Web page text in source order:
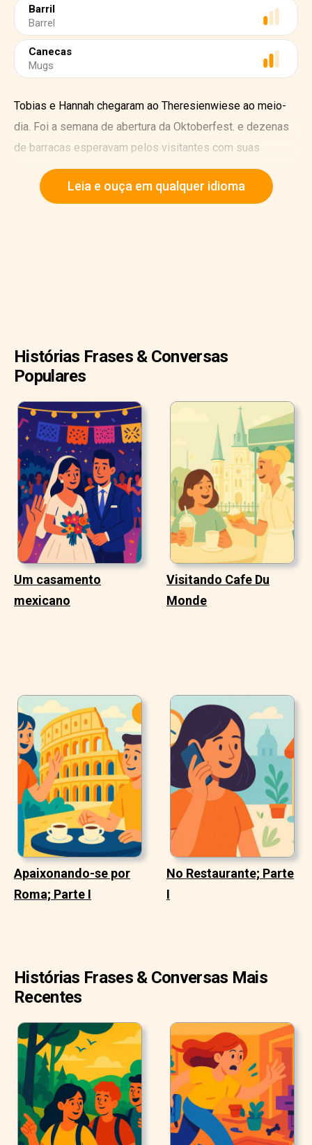
Barril
Barrel
Canecas
Mugs
Tobias e Hannah chegaram ao Theresienwiese ao meio-
dia. Foi a semana de abertura da Oktoberfest. e dezenas
de barracas esperavam pelos visitantes com suas
cervejas recém-preparadas.
Tobias usava shorts de couro tradicionais chamados
Leia e ouça em qualquer idioma
Histórias Frases & Conversas
Populares
Um casamento
mexicano
Visitando Cafe Du
Monde
Apaixonando-se por
Roma; Parte I
No Restaurante; Parte
I
Histórias Frases & Conversas Mais
Recentes